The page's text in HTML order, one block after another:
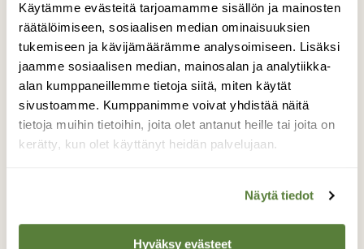
Käytämme evästeitä tarjoamamme sisällön ja mainosten
räätälöimiseen, sosiaalisen median ominaisuuksien
tukemiseen ja kävijämäärämme analysoimiseen. Lisäksi
jaamme sosiaalisen median, mainosalan ja analytiikka-
alan kumppaneillemme tietoja siitä, miten käytät
sivustoamme. Kumppanimme voivat yhdistää näitä
tietoja muihin tietoihin, joita olet antanut heille tai joita on
kerätty, kun olet käyttänyt heidän palvelujaan.
Näytä tiedot
Hyväksy evästeet
Niin keväistä..
..sitruunaperhosen liihottelua
kevätauringossa ja välillä hetken pysähdys
varvulla tai maassa . Lahti 1.4.-21
Valokuvaaja: Arja Valtonen, Lahti 1.4.2021
TAKAISIN LISTAAN